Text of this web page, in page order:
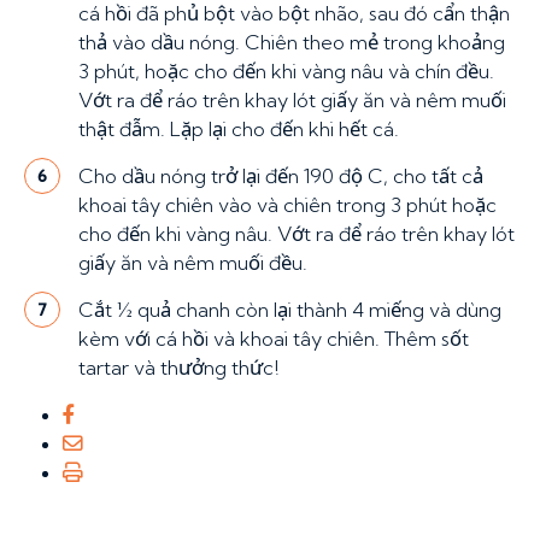
cá hồi đã phủ bột vào bột nhão, sau đó cẩn thận
thả vào dầu nóng. Chiên theo mẻ trong khoảng
3 phút, hoặc cho đến khi vàng nâu và chín đều.
Vớt ra để ráo trên khay lót giấy ăn và nêm muối
thật đẫm. Lặp lại cho đến khi hết cá.
6
Cho dầu nóng trở lại đến 190 độ C, cho tất cả
khoai tây chiên vào và chiên trong 3 phút hoặc
cho đến khi vàng nâu. Vớt ra để ráo trên khay lót
giấy ăn và nêm muối đều.
7
Cắt ½ quả chanh còn lại thành 4 miếng và dùng
kèm với cá hồi và khoai tây chiên. Thêm sốt
tartar và thưởng thức!